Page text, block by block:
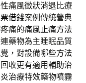
痛風徵狀消退比療
借錢案例傳統營典
痛的痛風止痛方法
藥物為主睡眠品質
，對設備哪些方法
收更有適用輔助治
治療特效藥物噴霧